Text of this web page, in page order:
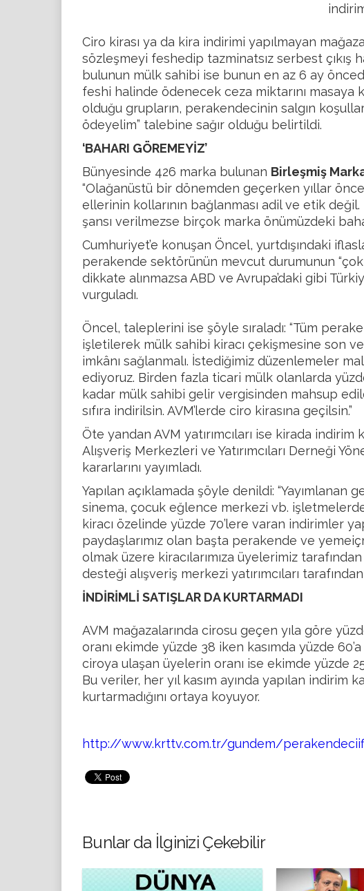
Ciro kirası ya da kira indirimi yapılmayan
sözleşmeyi feshedip tazminatsız serbest çıkış
bulunun mülk sahibi ise bunun en az 6 ay
feshi halinde ödenecek ceza miktarını masaya
olduğu grupların, perakendecinin salgın
ödeyelim” talebine sağır olduğu belirtildi.
‘BAHARI GÖREMEYİZ’
Bünyesinde 426 marka bulunan Birleşmiş
“Olağanüstü bir dönemden geçerken yıllar
ellerinin kollarının bağlanması adil ve etik
şansı verilmezse birçok marka önümüzdeki
Cumhuriyet’e konuşan Öncel, yurtdışındaki
perakende sektörünün mevcut durumunun
dikkate alınmazsa ABD ve Avrupa’daki gibi
vurguladı.
Öncel, taleplerini ise şöyle sıraladı: “Tüm
işletilerek mülk sahibi kiracı çekişmesine son
imkânı sağlanmalı. İstediğimiz düzenlemeler
ediyoruz. Birden fazla ticari mülk olanlarda
kadar mülk sahibi gelir vergisinden mahsup
sıfıra indirilsin. AVM’lerde ciro kirasına geçilsin.”
Öte yandan AVM yatırımcıları ise kirada indirim
Alışveriş Merkezleri ve Yatırımcıları Derneği
kararlarını yayımladı.
Yapılan açıklamada şöyle denildi:
sinema, çocuk eğlence merkezi vb.
kiracı özelinde yüzde 70’lere varan indirimler
paydaşlarımız olan başta perakende ve
olmak üzere kiracılarımıza üyelerimiz
desteği alışveriş merkezi yatırımcıları
İNDİRİMLİ SATIŞLAR DA KURTARMADI
AVM mağazalarında cirosu geçen yıla göre
oranı ekimde yüzde 38 iken kasımda yüzde 60’a
ciroya ulaşan üyelerin oranı ise ekimde yüzde
Bu veriler, her yıl kasım ayında yapılan indirim
kurtarmadığını ortaya koyuyor.
http://www.krttv.com.tr/gundem/
Bunlar da İlginizi Çekebilir